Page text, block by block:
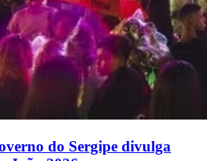
do Sergipe divulga